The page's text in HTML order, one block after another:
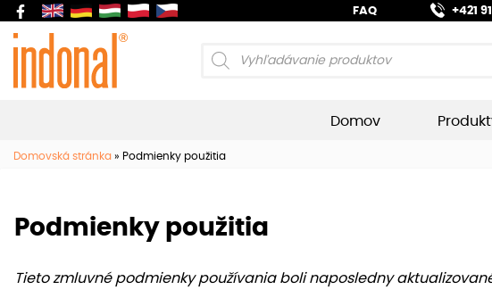
FAQ +421
Products
Domov
Domovská stránka » Podmienky použitia
Podmienky použitia
Tieto zmluvné podmienky používania boli naposledny